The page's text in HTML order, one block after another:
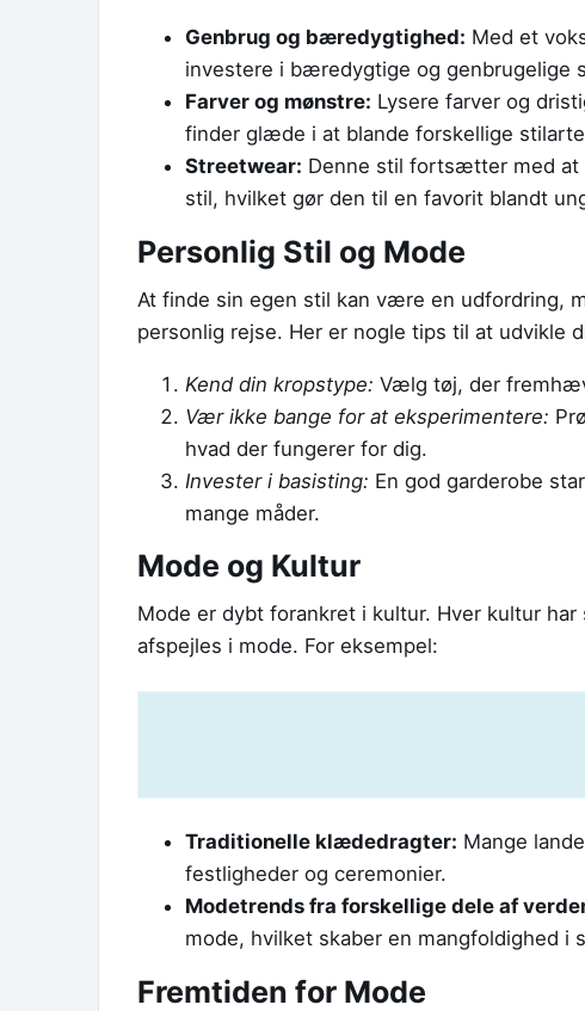
Genbrug og bæredygtighed: Med et
investere i bæredygtige og genbrugelige
Farver og mønstre: Lysere farver og
finder glæde i at blande forskellige
Streetwear: Denne stil fortsætter med at
stil, hvilket gør den til en favorit blandt
Personlig Stil og Mode
At finde sin egen stil kan være en udfordring,
personlig rejse. Her er nogle tips til at udvikle
Kend din kropstype: Vælg tøj, der
Vær ikke bange for at eksperimentere:
hvad der fungerer for dig.
Invester i basisting: En god garderobe
mange måder.
Mode og Kultur
Mode er dybt forankret i kultur. Hver kultur
afspejles i mode. For eksempel:
Traditionelle klædedragter: Mange
festligheder og ceremonier.
Modetrends fra forskellige dele af
mode, hvilket skaber en mangfoldighed i
Fremtiden for Mode